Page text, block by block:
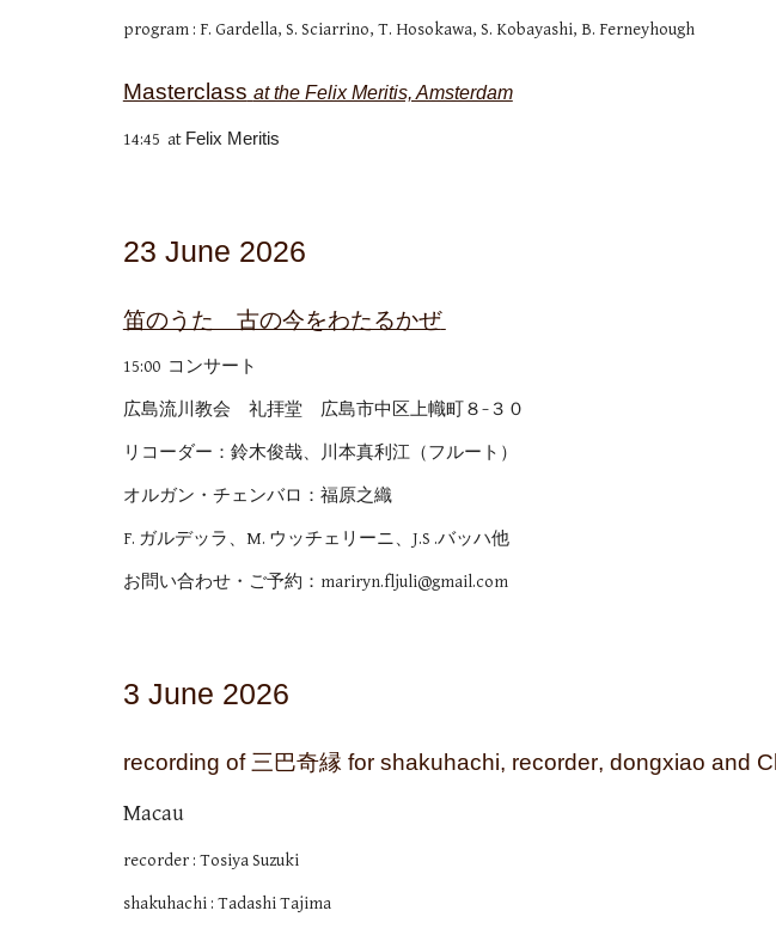
program: F. Gardella, S. Sciarrino, T. Hosokawa, S. Kobayashi, B. Ferneyhough
Masterclass at the Felix Meritis, Amsterdam
14:45 at Felix Meritis
23 June 2026
笛のうた 古の今をわたるかぜ
15:00 コンサート
広島流川教会 礼拝堂 広島市中区上幟町８−３０
リコーダー：鈴木俊哉、川本真利江（フルート）
オルガン・チェンバロ：福原之織
F. ガルデッラ、M. ウッチェリーニ、J.S .バッハ他
お問い合わせ・ご予約：mariryn.fljuli@gmail.com
3 June 2026
recording of 三巴奇縁 for shakuhachi, recorder, dongxiao and C
Macau
recorder : Tosiya Suzuki
shakuhachi : Tadashi Tajima